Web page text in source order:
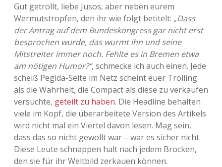
Gut getrollt, liebe Jusos, aber neben eurem
Wermutstropfen, den ihr wie folgt betitelt: „Dass
der Antrag auf dem Bundeskongress gar nicht erst
besprochen wurde, das wurmt ihn und seine
Mitstreiter immer noch. Fehlte es in Bremen etwa
am nötigen Humor?“, schmecke ich auch einen. Jede
scheiß Pegida-Seite im Netz scheint euer Trolling
als die Wahrheit, die Compact als diese zu verkaufen
versuchte, geteilt zu haben. Die Headline behalten
viele im Kopf, die überarbeitete Version des Artikels
wird nicht mal ein Viertel davon lesen. Mag sein,
dass das so nicht gewollt war – war es sicher nicht.
Diese Leute schnappen halt nach jedem Brocken,
den sie für ihr Weltbild zerkauen können.